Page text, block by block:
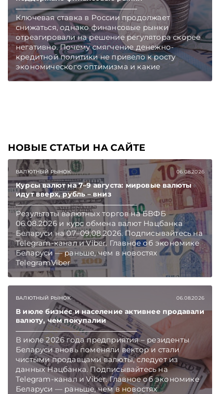
Кыргызстана.
Ключевая ставка в России продолжает
снижаться, однако финансовые рынки
отреагировали на решение регулятора скорее
негативно. Почему смягчение денежно-
кредитной политики не привело к росту
экономического оптимизма и какие
последствия это может иметь, разбиралась
НОВЫЕ СТАТЬИ НА САЙТЕ
ВАЛЮТНЫЙ РЫНОК 06.08.2026
Курсы валют на 7–9 августа: мировые валюты
идут вверх, рубль – вниз
Результаты валютных торгов на БВФБ
06.08.2026 и курс обмена валют Нацбанка
Беларуси на 07–09.08.2026. Подписывайтесь на
Telegram‑канал и Viber. Главное об экономике
Беларуси — раньше, чем в новостях
TelegramViber
ВАЛЮТНЫЙ РЫНОК 06.08.2026
В июле бизнес и население активнее продавали
валюту, чем покупалии
В июле 2026 года предприятия – резиденты
Беларуси вновь поменяли вектор и стали
чистыми продавцами валюты, следует из
данных Нацбанка. Подписывайтесь на
Telegram‑канал и Viber. Главное об экономике
Беларуси — раньше, чем в новостях